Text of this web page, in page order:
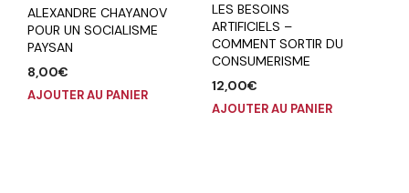
ALEXANDRE CHAYANOV
POUR UN SOCIALISME
PAYSAN
8,00€
AJOUTER AU PANIER
LES BESOINS
ARTIFICIELS –
COMMENT SORTIR DU
CONSUMERISME
12,00€
AJOUTER AU PANIER